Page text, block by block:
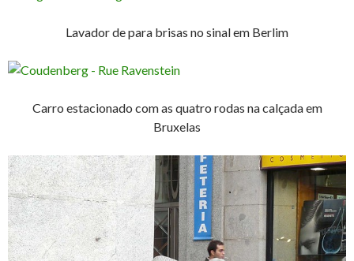
Lavador de para brisas no sinal em Berlim
Carro estacionado com as quatro rodas na calçada em
Bruxelas